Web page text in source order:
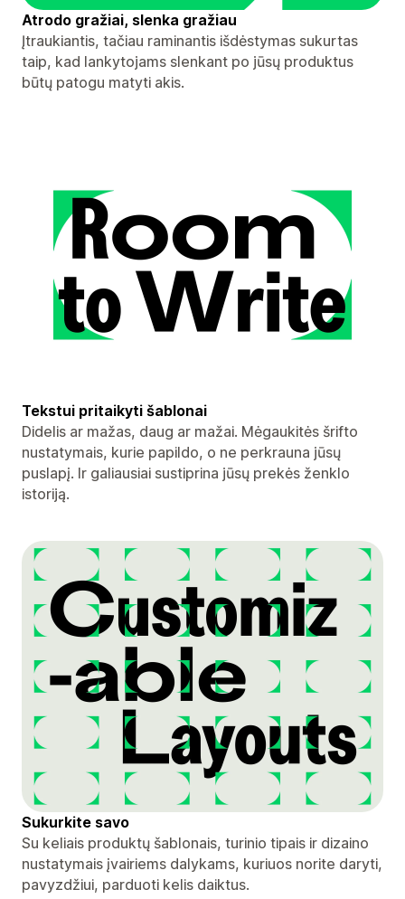
Atrodo gražiai, slenka gražiau
Įtraukiantis, tačiau raminantis išdėstymas sukurtas
taip, kad lankytojams slenkant po jūsų produktus
būtų patogu matyti akis.
Tekstui pritaikyti šablonai
Didelis ar mažas, daug ar mažai. Mėgaukitės šrifto
nustatymais, kurie papildo, o ne perkrauna jūsų
puslapį. Ir galiausiai sustiprina jūsų prekės ženklo
istoriją.
Sukurkite savo
Su keliais produktų šablonais, turinio tipais ir dizaino
nustatymais įvairiems dalykams, kuriuos norite daryti,
pavyzdžiui, parduoti kelis daiktus.